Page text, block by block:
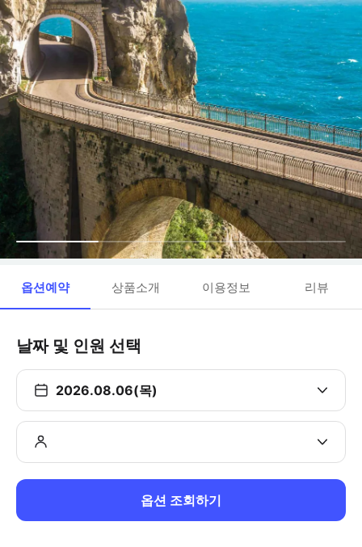
옵션예약 상품소개 이용정보 리뷰
날짜 및 인원 선택
2026.08.06(목)
옵션 조회하기